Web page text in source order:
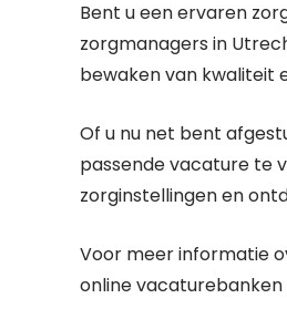
Bent u een ervaren
zorgmanagers in
bewaken van kwaliteit
Of u nu net bent
passende vacature te
zorginstellingen en
Voor meer informatie
online